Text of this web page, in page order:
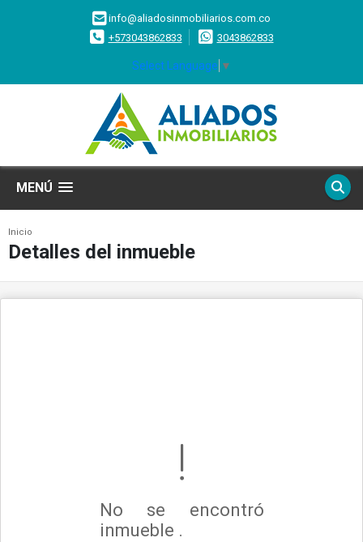
info@aliadosinmobiliarios.com.co
+573043862833
3043862833
Select Language ▼
MENÚ
Inicio
Detalles del inmueble
No se encontró
inmueble .